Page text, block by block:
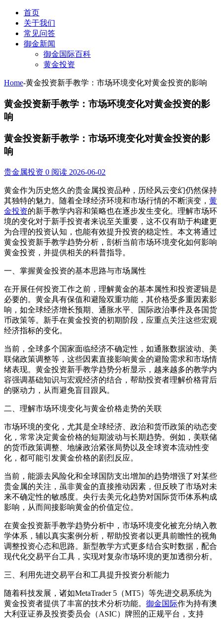
首页
关于我们
常见问答
御金新闻
御金国际百科
黄金投资
Home-黄金投资新手教学：市场环境变化对黄金投资的影响
黄金投资新手教学：市场环境变化对黄金投资的影
响
黄金投资新手教学：市场环境变化对黄金投资的影
响
贵金属投资 0 阅读 2026-06-02
黄金作为历史悠久的贵金属投资品种，历经风云变幻仍然保持
其独特的魅力。随着全球经济环境和市场行情的不断演变， 黄
金投资的新手教学内容和策略也在逐步发生变化。理解市场环
境的变化对于新手投资者来说至关重要，这不仅有助于构建更
为合理的投资认知，也能有效提升投资的稳定性。本文将通过
黄金投资新手教学趋势分析，剖析当前市场环境变化如何影响
黄金投资，并提供相关的科普指导。
一、掌握黄金投资的基本思路与市场属性
在开展任何投资工作之前，理解黄金的基本属性和投资逻辑是
必要的。黄金具有保值和避险双重功能，其价格受多重因素影
响，如全球经济增长预期、通胀水平、国际政治事件及各国货
币政策等。新手在黄金投资的初期阶段，应重点关注这些宏观
经济指标的变化。
当前，全球多个国家面临经济不确定性，如通胀数据波动、美
联储政策调整等，这些因素直接影响黄金的避险需求和市场情
绪表现。黄金投资新手教学趋势分析显示，越来越多的教学内
容强调基础知识与宏观经济的结合，帮助投资者理解价格背后
的驱动力，从而避免盲目跟风。
二、理解市场环境变化与黄金价格走势的关联
市场环境的变化，尤其是全球经济、政治和货币政策的动态变
化，常常决定黄金价格的短期波动与长期趋势。例如，美联储
的货币政策调整、地缘政治紧张局势以及全球资本流动性变
化，都可能引发黄金价格的剧烈反应。
当前，能源去风险化和全球国防支出增加的趋势增强了对某些
贵金属的关注，虽非黄金的直接推动因素，但反映了市场对未
来不确定性的敏感度。央行去美元化趋势对国际货币体系构成
影响，从而间接影响黄金的价值定位。
在黄金投资新手教学趋势分析中，市场环境变化被充分纳入教
学体系，辅以真实案例分析，帮助投资者以更具前瞻性的视角
调整投资心态和思路。新型教学方式更多结合实时数据，配合
现代化交易平台工具，实现对复杂市场环境的更加透彻分析。
三、利用先进交易平台和工具提升投资分析能力
随着科技发展，诸如MetaTrader 5（MT5）等先进交易系统为
黄金投资者提供了丰富的技术分析功能。 御金国际作为持有澳
大利亚证券及投资委员会（ASIC）牌照的正规平台，支持